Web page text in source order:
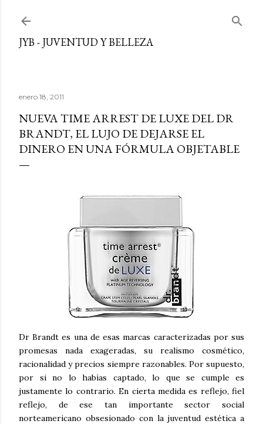
JYB - JUVENTUD Y BELLEZA
enero 18, 2011
NUEVA TIME ARREST DE LUXE DEL DR
BRANDT, EL LUJO DE DEJARSE EL
DINERO EN UNA FÓRMULA OBJETABLE
Dr Brandt es una de esas marcas caracterizadas por sus
promesas nada exageradas, su realismo cosmético,
racionalidad y precios siempre razonables. Por supuesto,
por si no lo habías captado, lo que se cumple es
justamente lo contrario. En cierta medida es reflejo, fiel
reflejo, de ese tan importante sector social
norteamericano obsesionado con la juventud estética a